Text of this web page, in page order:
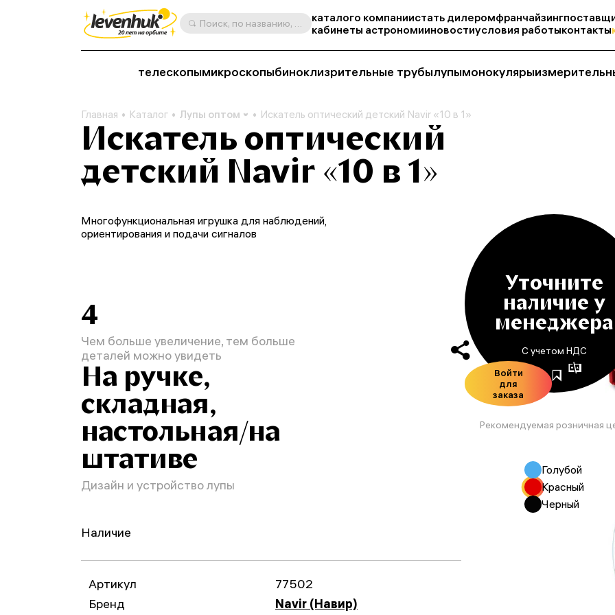
Поиск, по названию, артикулу, категории и др. каталого компаниистать дилеромфранчайзинг
кабинеты астрономииновостиусловия работыконтакты
телескопымикроскопыбиноклизрительные трубылупымонокуляры
Главная Каталог Лупы оптом Искатель оптический детский Navir «10 в 1»
Искатель оптический
детский Navir «10 в 1»
Уточните
наличие у
менеджера
С учетом НДС
Войти
для
заказа
Рекомендуемая розничная
Голубой
Красный
Черный
Многофункциональная игрушка для наблюдений,
ориентирования и подачи сигналов
4
Чем больше увеличение, тем больше
деталей можно увидеть
На ручке,
складная,
настольная/на
штативе
Дизайн и устройство лупы
Наличие
Артикул
77502
Бренд
Navir (Навир)